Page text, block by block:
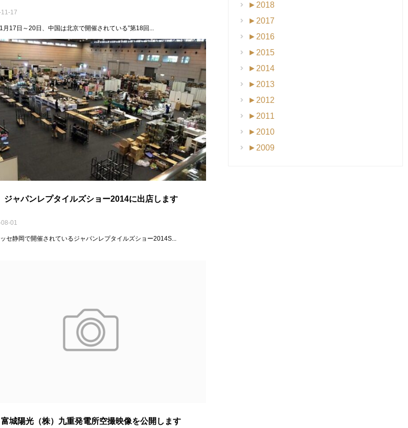
17
月17日～20日、中国は北京で開催されている”第18回...
ジャパンレプタイルズショー2014に出店します
01
セ静岡で開催されているジャパンレプタイルズショー2014S...
富城陽光（株）九重発電所空撮映像を公開します
► 2018
► 2017
► 2016
► 2015
► 2014
► 2013
► 2012
► 2011
► 2010
► 2009